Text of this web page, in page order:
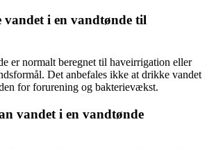
i en vandtønde til
er normalt beregnet til haveirrigation eller
Det anbefales ikke at drikke vandet
for forurening og bakterievækst.
vandet i en vandtønde